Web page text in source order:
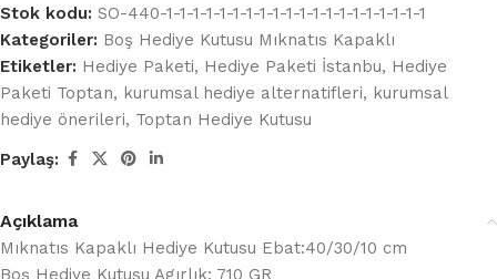
Stok kodu: SO-440-1-1-1-1-1-1-1-1-1-1-1-1-1-1-1-1-1-1-1-1
Kategoriler: Boş Hediye Kutusu Mıknatıs Kapaklı
Etiketler: Hediye Paketi, Hediye Paketi İstanbu, Hediye
Paketi Toptan, kurumsal hediye alternatifleri, kurumsal
hediye önerileri, Toptan Hediye Kutusu
Paylaş:
Açıklama
Mıknatıs Kapaklı Hediye Kutusu Ebat:40/30/10 cm
Boş Hediye Kutusu Agırlık: 710 GR